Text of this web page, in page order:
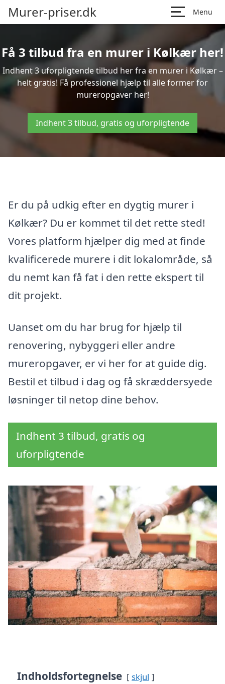
Murer-priser.dk Menu
Få 3 tilbud fra en murer i Kølkær her!
Indhent 3 uforpligtende tilbud her fra en murer i Kølkær –
helt gratis! Få professionel hjælp til alle former for
mureropgaver her!
Indhent 3 tilbud, gratis og uforpligtende
Er du på udkig efter en dygtig murer i
Kølkær? Du er kommet til det rette sted!
Vores platform hjælper dig med at finde
kvalificerede murere i dit lokalområde, så
du nemt kan få fat i den rette ekspert til
dit projekt.
Uanset om du har brug for hjælp til
renovering, nybyggeri eller andre
mureropgaver, er vi her for at guide dig.
Bestil et tilbud i dag og få skræddersyede
løsninger til netop dine behov.
Indhent 3 tilbud, gratis og
uforpligtende
Indholdsfortegnelse skjul